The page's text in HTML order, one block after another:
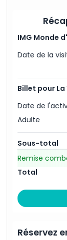
Vues
IMG Monde
Date de la
Billet pour
Date de
Adulte
Sous-total
Remise
Total
Réservez